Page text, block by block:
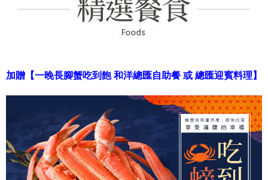
加贈【一晚長腳蟹吃到飽 和洋總匯自助餐 或 總匯迎賓料理】